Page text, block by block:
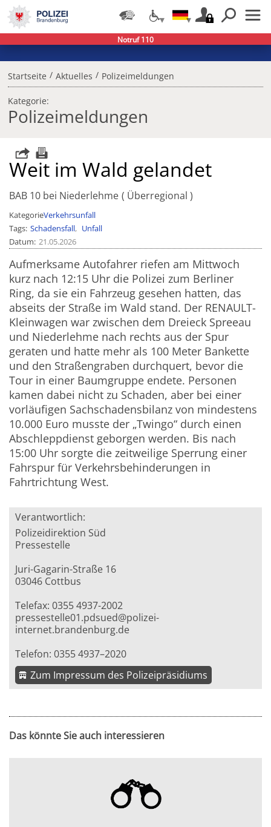
Startseite / Aktuelles / Polizeimeldungen
Kategorie:
Polizeimeldungen
Weit im Wald gelandet
BAB 10 bei Niederlehme Überregional
KategorieVerkehrsunfall
Tags Schadensfall
Unfall
Datum 21.05.2026
Aufmerksame Autofahrer riefen am Mittwoch
kurz nach 12:15 Uhr die Polizei zum Berliner
Ring, da sie ein Fahrzeug gesehen hatten, das
abseits der Straße im Wald stand. Der RENAULT-
Kleinwagen war zwischen dem Dreieck Spreeau
und Niederlehme nach rechts aus der Spur
geraten und hatte mehr als 100 Meter Bankette
und den Straßengraben durchquert, bevor die
Tour in einer Baumgruppe endete. Personen
kamen dabei nicht zu Schaden, aber bei einer
vorläufigen Sachschadensbilanz von mindestens
10.000 Euro musste der „Twingo“ durch einen
Abschleppdienst geborgen werden. Bis nach
15:00 Uhr sorgte die zeitweilige Sperrung einer
Fahrspur für Verkehrsbehinderungen in
Fahrtrichtung West.
Verantwortlich:
Polizeidirektion Süd
Pressestelle
Juri-Gagarin-Straße 16
03046 Cottbus
Telefax: 0355 4937-2002
pressestelle01.pdsued@polizei-
internet.brandenburg.de
Telefon: 0355 4937–2020
Zum Impressum des Polizeipräsidiums
Das könnte Sie auch interessieren
Notruf 110